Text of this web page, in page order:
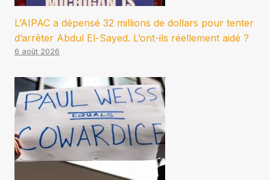
L’AIPAC a dépensé 32 millions de dollars pour tenter
d’arrêter Abdul El-Sayed. L’ont-ils réellement aidé ?
6 août 2026